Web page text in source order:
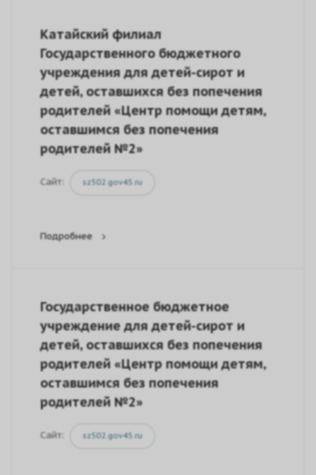
Катайский филиал
Государственного бюджетного
учреждения для детей-сирот и
детей, оставшихся без попечения
родителей «Центр помощи детям,
оставшимся без попечения
родителей №2»
Сайт: sz502.gov45.ru
Подробнее
Государственное бюджетное
учреждение для детей-сирот и
детей, оставшихся без попечения
родителей «Центр помощи детям,
оставшимся без попечения
родителей №2»
Сайт: sz502.gov45.ru